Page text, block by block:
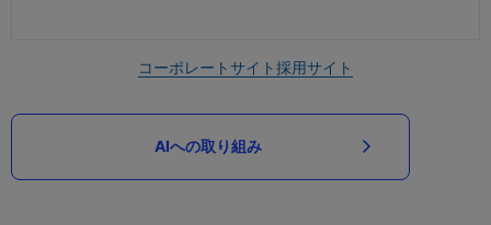
コーポレートサイト採用サイト
AIへの取り組み